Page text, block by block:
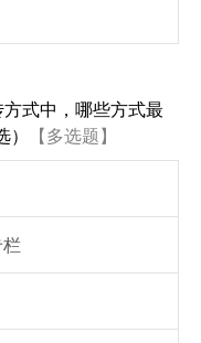
式中，哪些方式最
【多选题】